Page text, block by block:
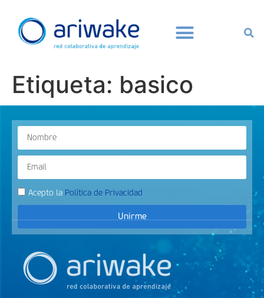
Etiqueta: basico
Acepto la Política de Privacidad
Unirme